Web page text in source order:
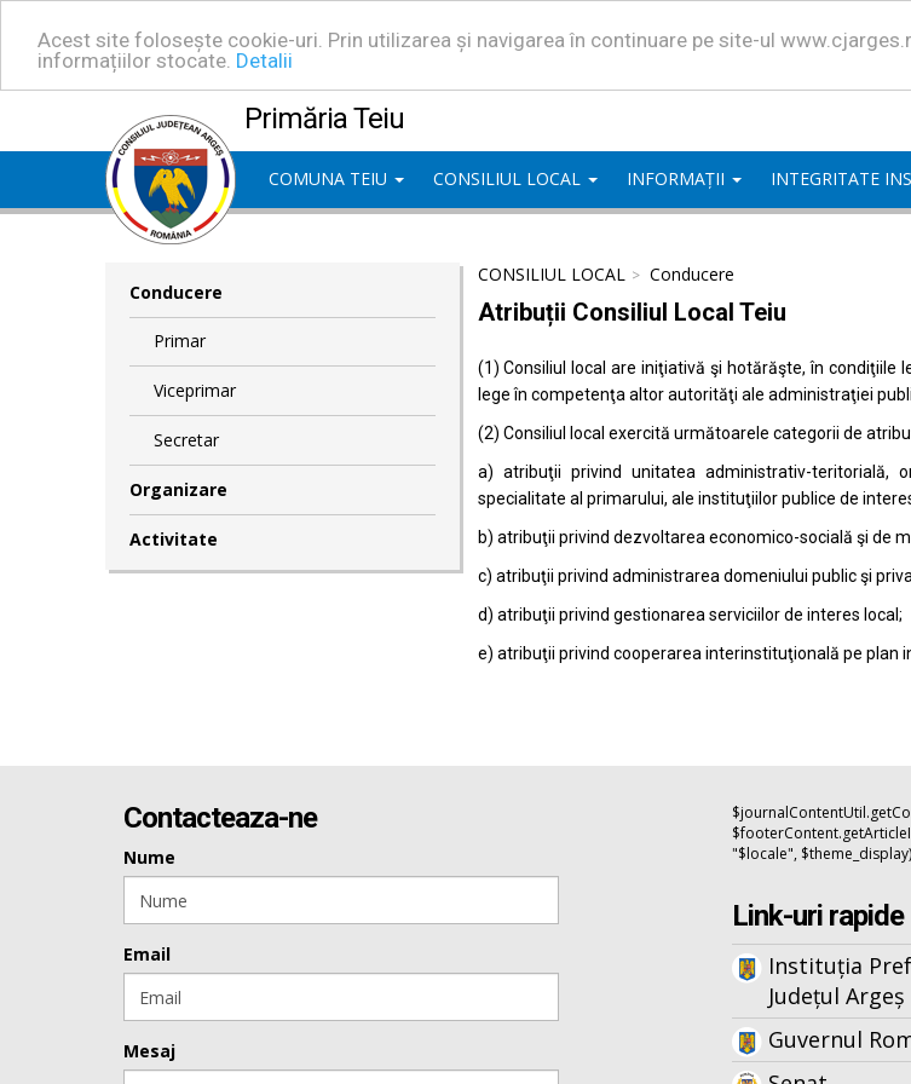
Acest site folosește cookie-uri. Prin utilizarea și navigarea în continuare pe site-ul
informațiilor stocate. Detalii
Primăria Teiu
COMUNA TEIU CONSILIUL LOCAL INFORMAȚII INTEGRITATE
Conducere
Primar
Viceprimar
Secretar
Organizare
Activitate
CONSILIUL LOCAL Conducere
Atribuții Consiliul Local Teiu
(1) Consiliul local are iniţiativă şi hotărăşte, în
lege în competenţa altor autorităţi ale administraţiei
(2) Consiliul local exercită următoarele categorii de
a) atribuţii privind unitatea administrativ-teritorială,
specialitate al primarului, ale instituţiilor publice de
b) atribuţii privind dezvoltarea economico-socială şi de
c) atribuţii privind administrarea domeniului public şi
d) atribuţii privind gestionarea serviciilor de interes local;
e) atribuţii privind cooperarea interinstituţională pe plan
Contacteaza-ne
Nume
Email
Mesaj
"$locale", $theme_display)
Link-uri rapide
Instituția
Județul Argeș
Guvernul